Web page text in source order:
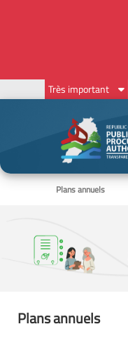
Très important
Plans annuels
Plans annuels